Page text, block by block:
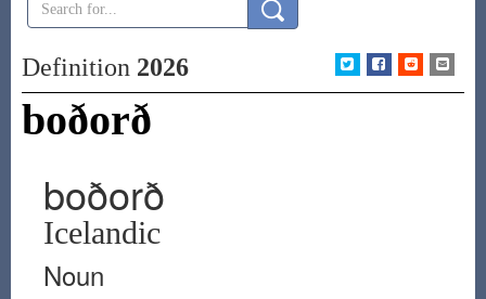
Definition 2026
boðorð
boðorð
Icelandic
Noun